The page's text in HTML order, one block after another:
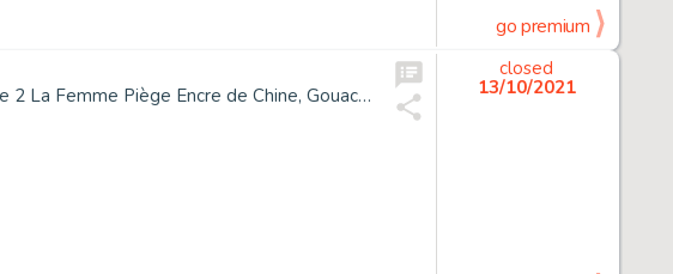
go premium
*Enki Bilal Né En 1951 La Trilogie Nikopol - Tome 2 La Femme Piège Encre de Chine, Gouache Et Crayon Pour La Planche 23 de...
closed
13/10/2021